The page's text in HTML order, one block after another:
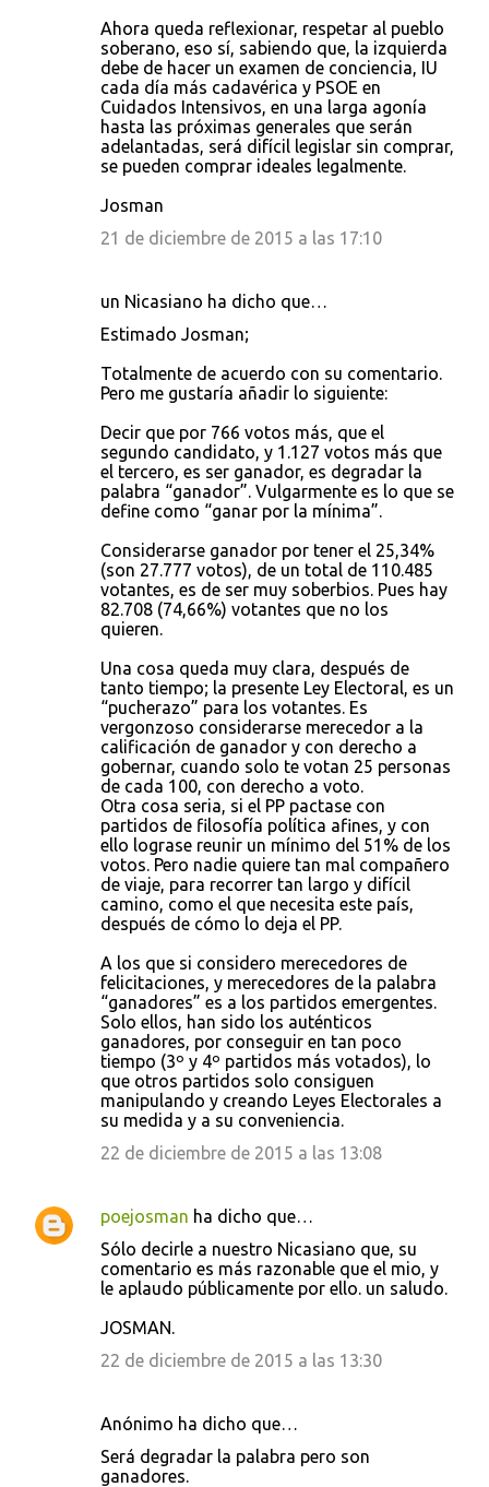
Ahora queda reflexionar, respetar al pueblo
soberano, eso sí, sabiendo que, la izquierda
debe de hacer un examen de conciencia, IU
cada día más cadavérica y PSOE en
Cuidados Intensivos, en una larga agonía
hasta las próximas generales que serán
adelantadas, será difícil legislar sin comprar,
se pueden comprar ideales legalmente.
Josman
21 de diciembre de 2015 a las 17:10
un Nicasiano ha dicho que…
Estimado Josman;
Totalmente de acuerdo con su comentario.
Pero me gustaría añadir lo siguiente:
Decir que por 766 votos más, que el
segundo candidato, y 1.127 votos más que
el tercero, es ser ganador, es degradar la
palabra “ganador”. Vulgarmente es lo que se
define como “ganar por la mínima”.
Considerarse ganador por tener el 25,34%
(son 27.777 votos), de un total de 110.485
votantes, es de ser muy soberbios. Pues hay
82.708 (74,66%) votantes que no los
quieren.
Una cosa queda muy clara, después de
tanto tiempo; la presente Ley Electoral, es un
“pucherazo” para los votantes. Es
vergonzoso considerarse merecedor a la
calificación de ganador y con derecho a
gobernar, cuando solo te votan 25 personas
de cada 100, con derecho a voto.
Otra cosa seria, si el PP pactase con
partidos de filosofía política afines, y con
ello lograse reunir un mínimo del 51% de los
votos. Pero nadie quiere tan mal compañero
de viaje, para recorrer tan largo y difícil
camino, como el que necesita este país,
después de cómo lo deja el PP.
A los que si considero merecedores de
felicitaciones, y merecedores de la palabra
“ganadores” es a los partidos emergentes.
Solo ellos, han sido los auténticos
ganadores, por conseguir en tan poco
tiempo (3º y 4º partidos más votados), lo
que otros partidos solo consiguen
manipulando y creando Leyes Electorales a
su medida y a su conveniencia.
22 de diciembre de 2015 a las 13:08
poejosman ha dicho que…
Sólo decirle a nuestro Nicasiano que, su
comentario es más razonable que el mio, y
le aplaudo públicamente por ello. un saludo.
JOSMAN.
22 de diciembre de 2015 a las 13:30
Anónimo ha dicho que…
Será degradar la palabra pero son
ganadores.